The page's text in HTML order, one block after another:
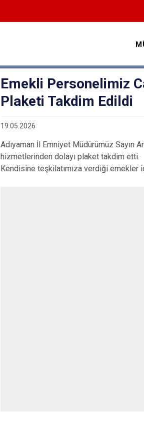
Emekli Personelimiz
Plaketi Takdim Edildi
19.05.2026
Adıyaman İl Emniyet Müdürümüz Sayın
hizmetlerinden dolayı plaket takdim etti.
Kendisine teşkilatımıza verdiği emekler